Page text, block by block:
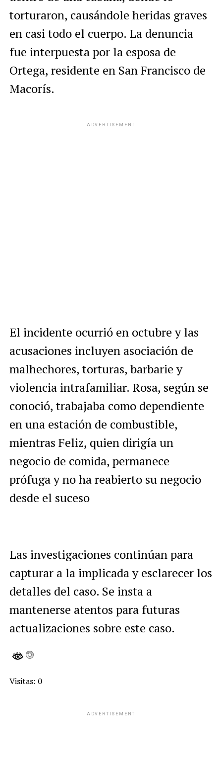
torturaron, causándole heridas graves
en casi todo el cuerpo. La denuncia
fue interpuesta por la esposa de
Ortega, residente en San Francisco de
Macorís.
ADVERTISEMENT
El incidente ocurrió en octubre y las
acusaciones incluyen asociación de
malhechores, torturas, barbarie y
violencia intrafamiliar. Rosa, según se
conoció, trabajaba como dependiente
en una estación de combustible,
mientras Feliz, quien dirigía un
negocio de comida, permanece
prófuga y no ha reabierto su negocio
desde el suceso
Las investigaciones continúan para
capturar a la implicada y esclarecer los
detalles del caso. Se insta a
mantenerse atentos para futuras
actualizaciones sobre este caso.
Visitas: 0
ADVERTISEMENT